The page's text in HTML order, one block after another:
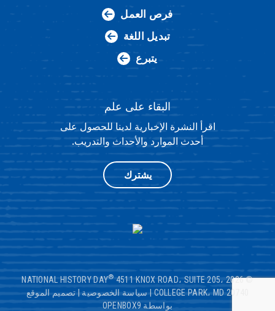
فرص العمل
تبديل اللغة
يتبرع
البقاء على علم
اقرأ النشرة الإخبارية لدينا للحصول على
أحدث الموارد والأحداث والتدريب.
يشترك
© 2026 NATIONAL HISTORY DAY
® 4511 KNOX ROAD، SUITE 205،
COLLEGE PARK، MD 20740|سياسة الخصوصية|تصميم الموقع
بواسطة OPENBOX9